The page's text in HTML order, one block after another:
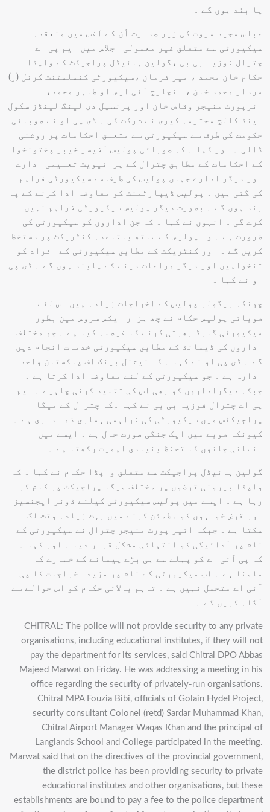
پا بند ہوں گے ۔
عباس مجید مروت کی زیر صدارت اُن کے آفس میں منعقدہ
سیکیورٹی سے متعلق غیر معمولی اجلاس میں ایم پی اے
چترال فوزیہ بی بی ،گولین ہائیڈل پراجیکٹ کے واپڈا
حکام خان محمد ، میر فرمان ،سیکیورٹی کنسلسٹنٹ کرنل (ر)
سردار محمد خان ، انچارج آئی ایس او طاہر محمد،
ائرپورٹ منیجر وقاص خان اور پرنسپل دی لینگ لینڈز سکول
اینڈ کالج محترمہ کیری نے شرکت کی ۔ ڈی پی او نے صوبائی
حکومت کی طرف سے سیکیورٹی سے متعلق احکامات پر روشنی
ڈالی ۔ اور کہا ۔ کہ صوبائی پولیس آفیسر خیبر پختونخوا
کے احکامات کے مطابق چترال کے پرائیویٹ تعلیمی ادارے
اور دیگر ادارے جہاں پولیس کی طرف سے سیکیورٹی فراہم
کی گئی ہیں ۔ پولیس ڈیپارٹمنٹ کو معاوضہ ادا کرنے کے پا
بند ہوں گے ۔ بصورت دیگر پولیس سیکیورٹی فراہم نہیں
کرے گی ۔ انہوں نے کہا ۔ کہ جن اداروں کو سیکیورٹی کی
ضرورت ہے ۔ وہ پولیس کے ساتھ باقاعدہ کنٹریکٹ پر دستخظ
کریں گے ۔ اور کنٹریکٹ کے مطابق سیکیورٹی کے افراد کو
تنخواہیں اور دیگر مراعات دینے کے پابند ہوں گے ۔ ڈی پی
او نے کہا ۔
چونکہ ریگولر پولیس کے اخراجات زیادہ ہیں اس لئے
صوبائی پولیس حکام نے چھ ہزار ایکس سروس مین بطور
سیکیورٹی گارڈ بھرتی کرنے کا فیصلہ کیا ہے ۔ جو مختلف
اداروں کی ڈیمانڈ کے مطابق سیکیورٹی خدمات انجام دیں
گے ۔ ڈی پی او نے کہا ۔ کہ نیشنل بینک آف پاکستان واحد
ادارہ ہے ۔ جو سیکیورٹی کے لئے معاوضہ ادا کرتا ہے ۔
جبکہ دیگراداروں کو بھی اس کی تقلید کرنی چاہیے ۔ ایم
پی اے چترال فوزیہ بی بی نے کہا ۔کہ چترال کے میگا
پراجیکٹس میں سیکیورٹی کی فراہمی ہماری ذمہ داری ہے ۔
کیونکہ صوبے میں ایک جنگی صورت حال ہے ۔ ایسے میں
انسانی جانوں کا تحفظ بنیادی اہمیت رکھتا ہے ۔
گولین ہائیڈل پراجیکٹ سے متعلق واپڈا حکام نے کہا ۔ کہ
واپڈا بیرونی قرضوں پر مختلف میگا پراجیکٹ پر کام کر
رہا ہے ۔ ایسے میں پولیس سیکیورٹی کیلئے ڈونر ایجنسیز
اور قرض خواہوں کو مطمئن کرنے میں بہت زیادہ وقت لگ
سکتا ہے ۔ جبکہ ائیر پورٹ منیجر چترال نے سیکیورٹی کے
نام پر آدائیگی کو انتہائی مشکل قرار دیا ۔ اور کہا ۔
کہ پی آئی اے کو پہلے سے ہی بڑے پیمانے کے خسارے کا
سامنا ہے ۔ اب سیکیورٹی کے نام پر مزید اخراجات کا پی
آئی اے متحمل نہیں ہے ۔ تاہم بالائی حکام کو اس حوالے سے
آگاہ کریں گے ۔
CHITRAL: The police will not provide security to any private
organisations, including educational institutes, if they will not
pay the department for its services, said Chitral DPO Abbas
Majeed Marwat on Friday. He was addressing a meeting in his
office regarding the security of privately-run organisations.
Chitral MPA Fouzia Bibi, officials of Golain Hydel Project,
security consultant Colonel (retd) Sardar Muhammad Khan,
Chitral Airport Manager Waqas Khan and the principal of
Langlands School and College participated in the meeting.
Marwat said that on the directives of the provincial government,
the district police has been providing security to private
educational institutes and other organisations, but these
establishments are bound to pay a fee to the police department